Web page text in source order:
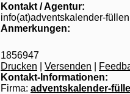
Kontakt / Agentur:
info(at)adventskalender-
Anmerkungen:
1856947
Drucken
Versenden
Kontakt-Informationen:
Firma: adventskalender-